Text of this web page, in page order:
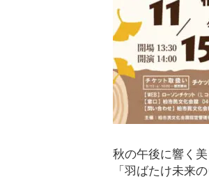
秋の午後に響く
「羽ばたけ未来